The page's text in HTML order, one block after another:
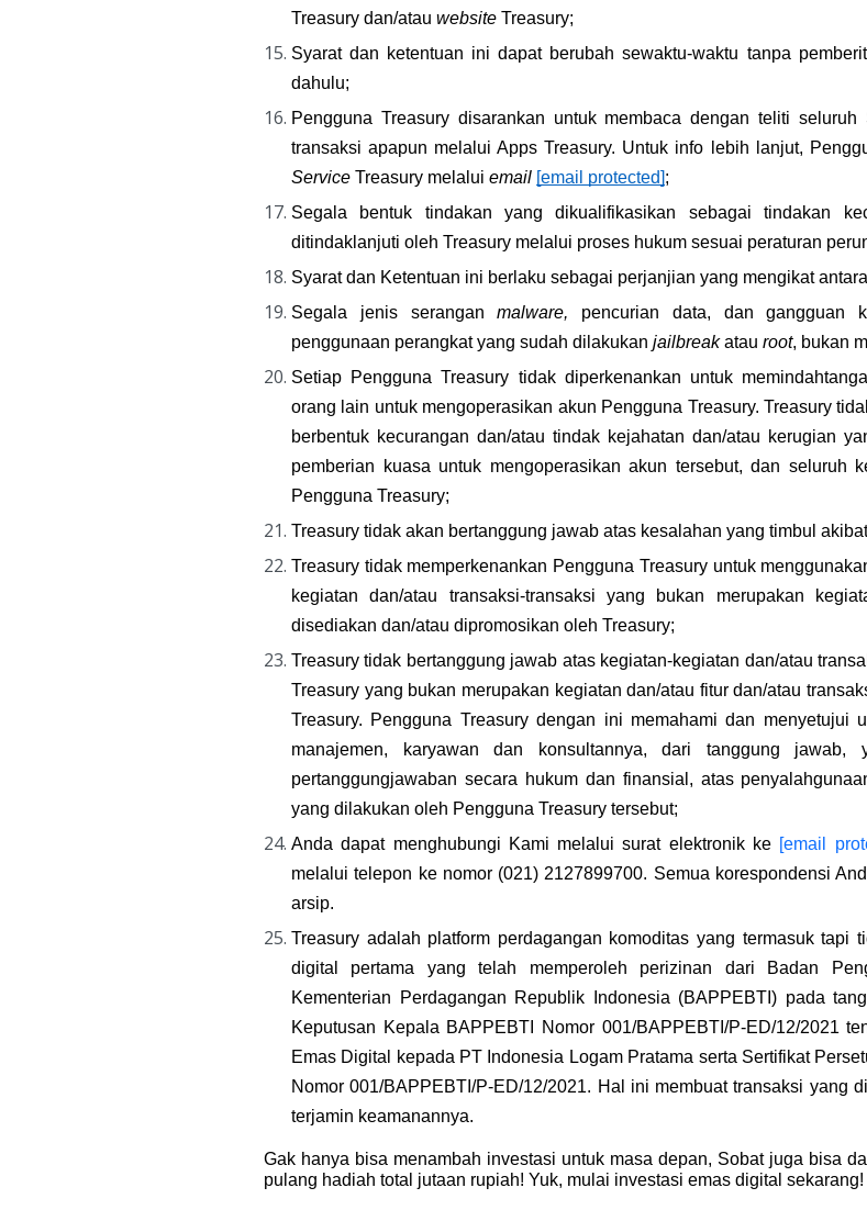
Treasury dan/atau website Treasury;
Syarat dan ketentuan ini dapat berubah sewaktu-waktu tanpa
dahulu;
Pengguna Treasury disarankan untuk membaca dengan teliti
transaksi apapun melalui Apps Treasury. Untuk info lebih lanjut,
Service Treasury melalui email [email protected];
Segala bentuk tindakan yang dikualifikasikan sebagai tindakan
ditindaklanjuti oleh Treasury melalui proses hukum sesuai peraturan
Syarat dan Ketentuan ini berlaku sebagai perjanjian yang mengikat
Segala jenis serangan malware, pencurian data, dan gangguan
penggunaan perangkat yang sudah dilakukan jailbreak atau root, bukan
Setiap Pengguna Treasury tidak diperkenankan untuk
orang lain untuk mengoperasikan akun Pengguna Treasury. Treasury
berbentuk kecurangan dan/atau tindak kejahatan dan/atau kerugian
pemberian kuasa untuk mengoperasikan akun tersebut, dan seluruh
Pengguna Treasury;
Treasury tidak akan bertanggung jawab atas kesalahan yang timbul
Treasury tidak memperkenankan Pengguna Treasury untuk
kegiatan dan/atau transaksi-transaksi yang bukan merupakan
disediakan dan/atau dipromosikan oleh Treasury;
Treasury tidak bertanggung jawab atas kegiatan-kegiatan dan/atau
Treasury yang bukan merupakan kegiatan dan/atau fitur dan/atau
Treasury. Pengguna Treasury dengan ini memahami dan menyetujui
manajemen, karyawan dan konsultannya, dari tanggung
pertanggungjawaban secara hukum dan finansial, atas
yang dilakukan oleh Pengguna Treasury tersebut;
Anda dapat menghubungi Kami melalui surat elektronik ke [email
melalui telepon ke nomor (021) 2127899700. Semua korespondensi
arsip.
Treasury adalah platform perdagangan komoditas yang termasuk tapi
digital pertama yang telah memperoleh perizinan dari Badan
Kementerian Perdagangan Republik Indonesia (BAPPEBTI) pada
Keputusan Kepala BAPPEBTI Nomor 001/BAPPEBTI/P-ED/12/2021
Emas Digital kepada PT Indonesia Logam Pratama serta Sertifikat
Nomor 001/BAPPEBTI/P-ED/12/2021. Hal ini membuat transaksi yang
terjamin keamanannya.
Gak hanya bisa menambah investasi untuk masa depan, Sobat juga bisa
pulang hadiah total jutaan rupiah! Yuk, mulai investasi emas digital sekarang!